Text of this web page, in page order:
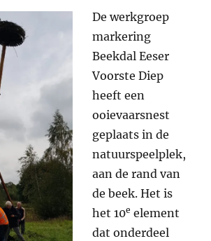
De werkgroep
markering
Beekdal Eeser
Voorste Diep
heeft een
ooievaarsnest
geplaats in de
natuurspeelplek,
aan de rand van
de beek. Het is
het 10e element
dat onderdeel